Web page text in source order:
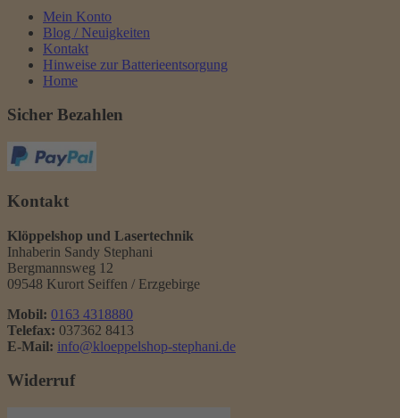
Mein Konto
Blog / Neuigkeiten
Kontakt
Hinweise zur Batterieentsorgung
Home
Sicher Bezahlen
Kontakt
Klöppelshop und Lasertechnik
Inhaberin Sandy Stephani
Bergmannsweg 12
09548 Kurort Seiffen / Erzgebirge
Mobil: 0163 4318880
Telefax: 037362 8413
E-Mail: info@kloeppelshop-stephani.de
Widerruf